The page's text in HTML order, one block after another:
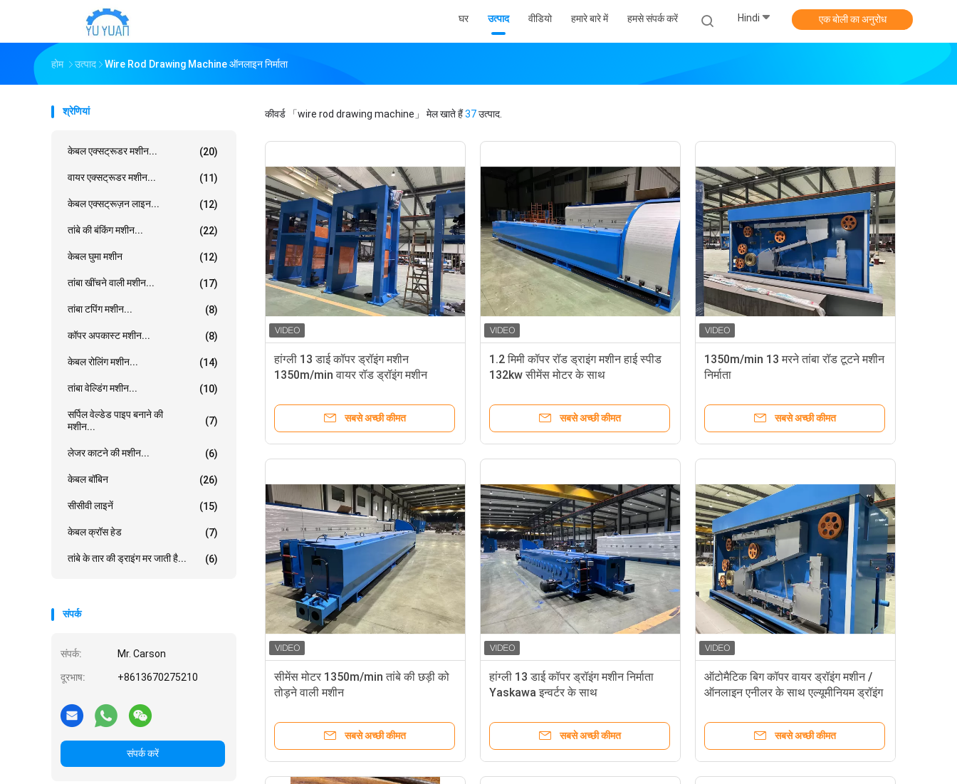
घर उत्पाद वीडियो हमारे बारे में हमसे संपर्क करें Hindi एक बोली का अनुरोध
होम उत्पाद Wire Rod Drawing Machine ऑनलाइन निर्माता
श्रेणियां
केबल एक्सट्रूडर मशीन... (20)
वायर एक्सट्रूडर मशीन... (11)
केबल एक्सट्रूज़न लाइन... (12)
तांबे की बंकिंग मशीन... (22)
केबल घुमा मशीन (12)
तांबा खींचने वाली मशीन... (17)
तांबा टपिंग मशीन... (8)
कॉपर अपकास्ट मशीन... (8)
केबल रोलिंग मशीन... (14)
तांबा वेल्डिंग मशीन... (10)
सर्पिल वेल्डेड पाइप बनाने की
मशीन...
(7)
लेजर काटने की मशीन... (6)
केबल बॉबिन (26)
सीसीवी लाइनें (15)
केबल क्रॉस हेड (7)
तांबे के तार की ड्राइंग मर जाती है... (6)
संपर्क
संपर्क: Mr. Carson
दूरभाष: +8613670275210
संपर्क करें
कीवर्ड 「wire rod drawing machine」 मेल खाते हैं37उत्पाद.
हांग्ली 13 डाई कॉपर ड्रॉइंग मशीन
1350m/min वायर रॉड ड्रॉइंग मशीन
सबसे अच्छी कीमत
1.2 मिमी कॉपर रॉड ड्राइंग मशीन हाई स्पीड
132kw सीमेंस मोटर के साथ
सबसे अच्छी कीमत
1350m/min 13 मरने तांबा रॉड टूटने मशीन
निर्माता
सबसे अच्छी कीमत
सीमेंस मोटर 1350m/min तांबे की छड़ी को
तोड़ने वाली मशीन
सबसे अच्छी कीमत
हांग्ली 13 डाई कॉपर ड्रॉइंग मशीन निर्माता
Yaskawa इन्वर्टर के साथ
सबसे अच्छी कीमत
ऑटोमैटिक बिग कॉपर वायर ड्रॉइंग मशीन /
ऑनलाइन एनीलर के साथ एल्यूमीनियम ड्रॉइंग
सबसे अच्छी कीमत